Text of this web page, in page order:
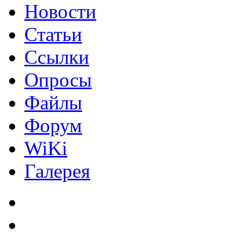
Новости
Статьи
Ссылки
Опросы
Файлы
Форум
WiKi
Галерея